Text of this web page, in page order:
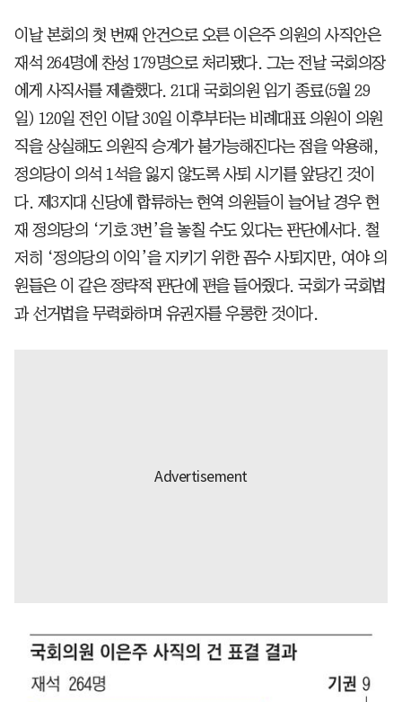
이날 본회의 첫 번째 안건으로 오른 이은주 의원의 사직안은
재석 264명에 찬성 179명으로 처리됐다. 그는 전날 국회의장
에게 사직서를 제출했다. 21대 국회의원 임기 종료(5월 29
일) 120일 전인 이달 30일 이후부터는 비례대표 의원이 의원
직을 상실해도 의원직 승계가 불가능해진다는 점을 악용해,
정의당이 의석 1석을 잃지 않도록 사퇴 시기를 앞당긴 것이
다. 제3지대 신당에 합류하는 현역 의원들이 늘어날 경우 현
재 정의당의 ‘기호 3번’을 놓칠 수도 있다는 판단에서다. 철
저히 ‘정의당의 이익’을 지키기 위한 꼼수 사퇴지만, 여야 의
원들은 이 같은 정략적 판단에 편을 들어줬다. 국회가 국회법
과 선거법을 무력화하며 유권자를 우롱한 것이다.